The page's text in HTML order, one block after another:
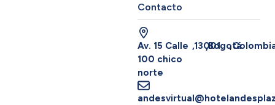
Contacto
Av. 15 Calle
100 chico
norte
,13001
,Bogotá
,